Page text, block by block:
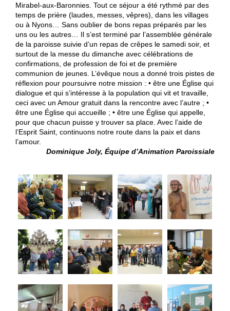
Mirabel-aux-Baronnies. Tout ce séjour a été rythmé par des
temps de prière (laudes, messes, vêpres), dans les villages
ou à Nyons… Sans oublier de bons repas préparés par les
uns ou les autres… Il s’est terminé par l’assemblée générale
de la paroisse suivie d’un repas de crêpes le samedi soir, et
surtout de la messe du dimanche avec célébrations de
confirmations, de profession de foi et de première
communion de jeunes. L’évêque nous a donné trois pistes de
réflexion pour poursuivre notre mission : • être une Église qui
dialogue et qui s’intéresse à la population qui vit et travaille,
ceci avec un Amour gratuit dans la rencontre avec l’autre ; •
être une Église qui accueille ; • être une Église qui appelle,
pour que chacun puisse y trouver sa place. Avec l’aide de
l’Esprit Saint, continuons notre route dans la paix et dans
l’amour.
Dominique Joly, Équipe d’Animation Paroissiale